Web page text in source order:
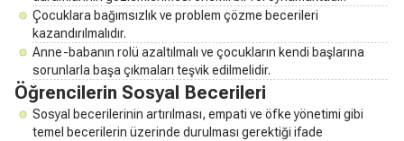
Çocuklara bağımsızlık ve problem çözme becerileri
kazandırılmalıdır.
Anne-babanın rolü azaltılmalı ve çocukların kendi başlarına
sorunlarla başa çıkmaları teşvik edilmelidir.
Öğrencilerin Sosyal Becerileri
Sosyal becerilerinin artırılması, empati ve öfke yönetimi gibi
temel becerilerin üzerinde durulması gerektiği ifade